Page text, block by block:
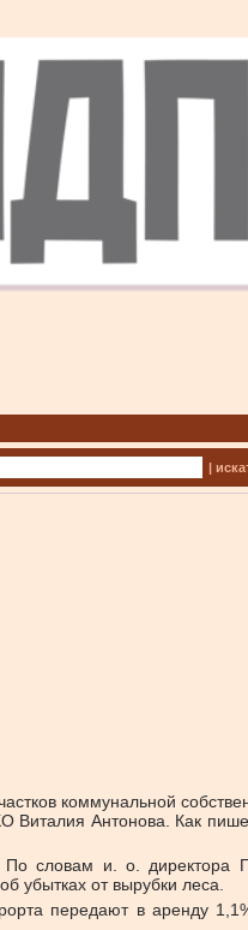
|
коммунальной
Виталия Антонова.
Как
По словам и. о.
директора
убытках от вырубки леса.
передают в аренду